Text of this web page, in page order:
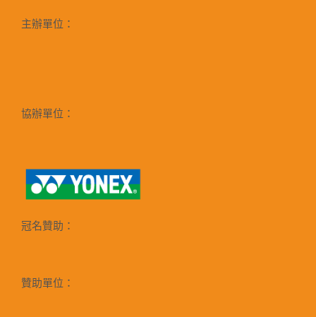
主辦單位：
協辦單位：
冠名贊助：
贊助單位：